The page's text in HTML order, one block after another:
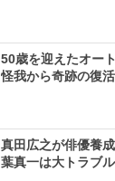
50歳を迎えたオー
怪我から奇跡の復
真田広之が俳優養
葉真一は大トラブ